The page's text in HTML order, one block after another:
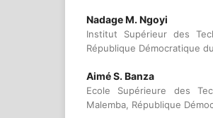
Nadage M. Ngoyi
Institut Supérieur des
République Démocratique
Aimé S. Banza
Ecole Supérieure des
Malemba, République